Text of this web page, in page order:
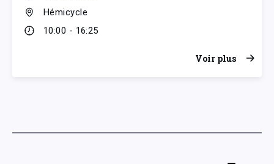
Hémicycle
10:00 - 16:25
Voir plus